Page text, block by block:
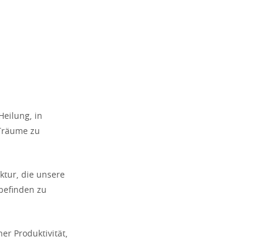
in
zu
die unsere
zu
Produktivität,